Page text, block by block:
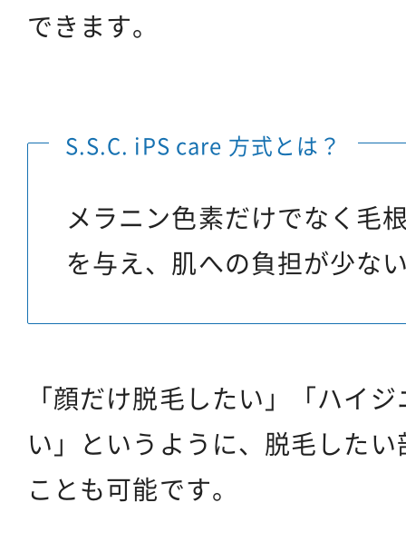
できます。
S.S.C. iPS care 方式とは？
メラニン色素だけでなく毛
を与え、肌への負担が少な
「顔だけ脱毛したい」「ハイ
い」というように、脱毛した
ことも可能です。